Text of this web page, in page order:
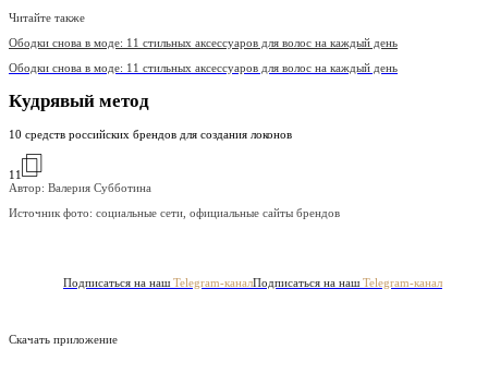
Читайте также
Ободки снова в моде: 11 стильных аксессуаров для волос на каждый день
Ободки снова в моде: 11 стильных аксессуаров для волос на каждый день
Кудрявый метод
10 средств российских брендов для создания локонов
11
Автор: Валерия Субботина
Источник фото: социальные сети, официальные сайты брендов
Подписаться на наш Telegram-каналПодписаться на наш Telegram-канал
Скачать приложение